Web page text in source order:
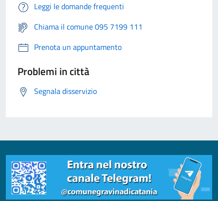
Leggi le domande frequenti
Chiama il comune 095 7199 111
Prenota un appuntamento
Problemi in città
Segnala disservizio